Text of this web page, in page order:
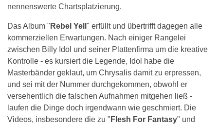
nennenswerte Chartsplatzierung.
Das Album " Rebel Yell " erfüllt und übertrifft dagegen alle
kommerziellen Erwartungen. Nach einiger Rangelei
zwischen Billy Idol und seiner Plattenfirma um die kreative
Kontrolle - es kursiert die Legende, Idol habe die
Masterbänder geklaut, um Chrysalis damit zu erpressen,
und sei mit der Nummer durchgekommen, obwohl er
versehentlich die falschen Aufnahmen mitgehen ließ -
laufen die Dinge doch irgendwann wie geschmiert. Die
Videos, insbesondere die zu " Flesh For Fantasy" und